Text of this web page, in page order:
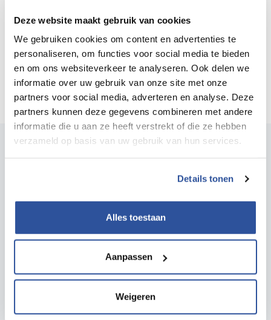
Deze website maakt gebruik van cookies
We gebruiken cookies om content en advertenties te
personaliseren, om functies voor social media te bieden
en om ons websiteverkeer te analyseren. Ook delen we
informatie over uw gebruik van onze site met onze
partners voor social media, adverteren en analyse. Deze
partners kunnen deze gegevens combineren met andere
informatie die u aan ze heeft verstrekt of die ze hebben
verzameld op basis van uw gebruik van hun services.
Details tonen
Alles toestaan
Aanpassen
Weigeren
Veiligheid (NIPV).
Ook interessant voor jou?